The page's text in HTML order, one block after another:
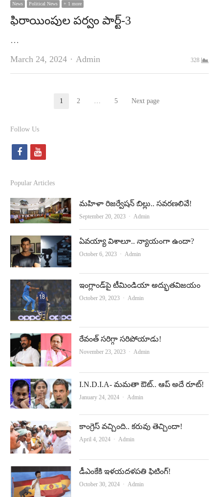
News Political News + 1 more
ఫిరాయింపుల పర్వం పార్ట్‌-3
…
March 24, 2024
Author
Admin 328
Page
1 Page
2 … Page
5 Next page
Follow Us
f
c
e
b
o
k
y
u
t
u
e
Popular Articles
మహిళా రిజర్వేషన్ బిల్లు.. సవరణలివే!
September 20, 2023 Author
Admin
ఏవయ్యా విశాలూ.. న్యాయంగా ఉందా?
October 6, 2023 Author
Admin
ఇంగ్లాండ్‌పై టీమిండియా అద్భుతవిజయం
October 29, 2023 Author
Admin
రేవంత్‌ సరిగ్గా సరిపోయాడు!
November 23, 2023 Author
Admin
I.N.D.I.A- మమతా ఔట్‌.. ఆప్‌ అదే రూట్!
January 24, 2024 Author
Admin
కాంగ్రెస్‌ వచ్చింది.. కరువు తెచ్చిందా!
April 4, 2024 Author
Admin
డీఎంకేకి ఇళ‌య‌ద‌ళ‌ప‌తి ఫిటింగ్!
October 30, 2024 Author
Admin